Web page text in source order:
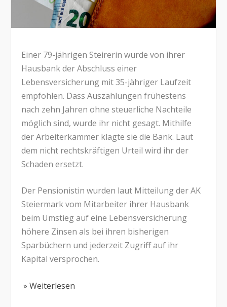
Einer 79-jährigen Steirerin wurde von ihrer
Hausbank der Abschluss einer
Lebensversicherung mit 35-jähriger Laufzeit
empfohlen. Dass Auszahlungen frühestens
nach zehn Jahren ohne steuerliche Nachteile
möglich sind, wurde ihr nicht gesagt. Mithilfe
der Arbeiterkammer klagte sie die Bank. Laut
dem nicht rechtskräftigen Urteil wird ihr der
Schaden ersetzt.
Der Pensionistin wurden laut Mitteilung der AK
Steiermark vom Mitarbeiter ihrer Hausbank
beim Umstieg auf eine Lebensversicherung
höhere Zinsen als bei ihren bisherigen
Sparbüchern und jederzeit Zugriff auf ihr
Kapital versprochen.
» Weiterlesen